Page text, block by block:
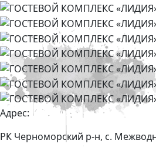
Адрес:
РК Черноморский р-н, с.